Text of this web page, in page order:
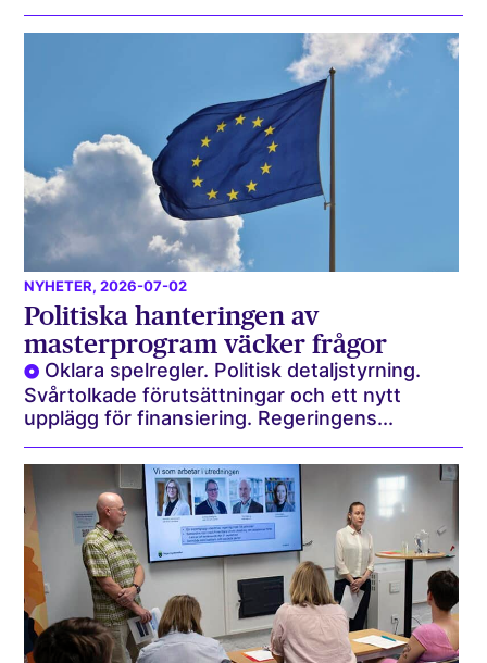
NYHETER, 2026-07-02
Politiska hanteringen av
masterprogram väcker frågor
Oklara spelregler. Politisk detaljstyrning.
Svårtolkade förutsättningar och ett nytt
upplägg för finansiering. Regeringens...